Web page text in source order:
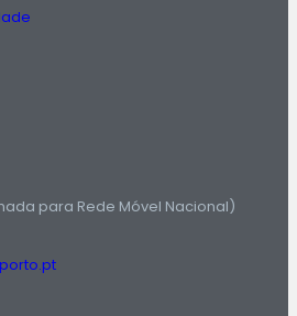
para Rede Móvel Nacional)